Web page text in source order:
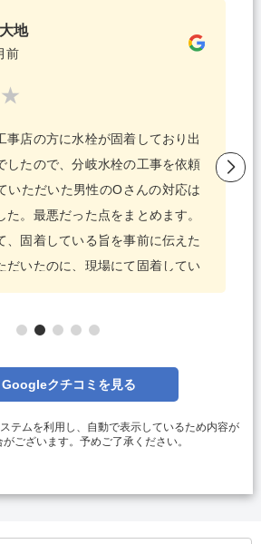
地
前
事店の方に水栓が固着しており出
したので、分岐水栓の工事を依頼
いただいた男性のOさんの対応は
た。最悪だった点をまとめます。
、固着している旨を事前に伝えた
だいたのに、現場にて固着してい
せずに、水栓の交換しか無理と伝
、断ると吐き台詞の様に次回は今
なくても、基本料5500円いただき
を伺っていたが、連絡なしに突然
をしっかりと見ずに、固着してい
Googleクチコミを見る
テムを利用し、自動で表示しているため内容が
ございます。予めご了承ください。